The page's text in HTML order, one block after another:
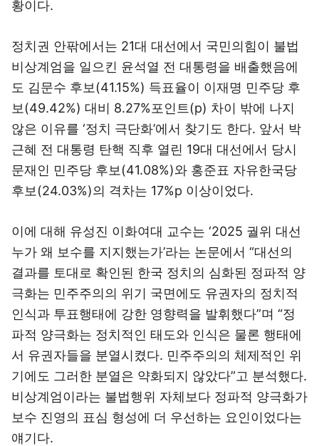
황이다.
정치권 안팎에서는 21대 대선에서 국민의힘이 불법
비상계엄을 일으킨 윤석열 전 대통령을 배출했음에
도 김문수 후보(41.15%) 득표율이 이재명 민주당 후
보(49.42%) 대비 8.27%포인트(p) 차이 밖에 나지
않은 이유를 ‘정치 극단화’에서 찾기도 한다. 앞서 박
근혜 전 대통령 탄핵 직후 열린 19대 대선에서 당시
문재인 민주당 후보(41.08%)와 홍준표 자유한국당
후보(24.03%)의 격차는 17%p 이상이었다.
이에 대해 유성진 이화여대 교수는 ‘2025 궐위 대선
누가 왜 보수를 지지했는가’라는 논문에서 “대선의
결과를 토대로 확인된 한국 정치의 심화된 정파적 양
극화는 민주주의의 위기 국면에도 유권자의 정치적
인식과 투표행태에 강한 영향력을 발휘했다”며 “정
파적 양극화는 정치적인 태도와 인식은 물론 행태에
서 유권자들을 분열시켰다. 민주주의의 체제적인 위
기에도 그러한 분열은 약화되지 않았다”고 분석했다.
비상계엄이라는 불법행위 자체보다 정파적 양극화가
보수 진영의 표심 형성에 더 우선하는 요인이었다는
얘기다.